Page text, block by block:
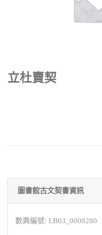
立杜賣契
圖書館古文契書資訊
數典編號: LB03_0008280